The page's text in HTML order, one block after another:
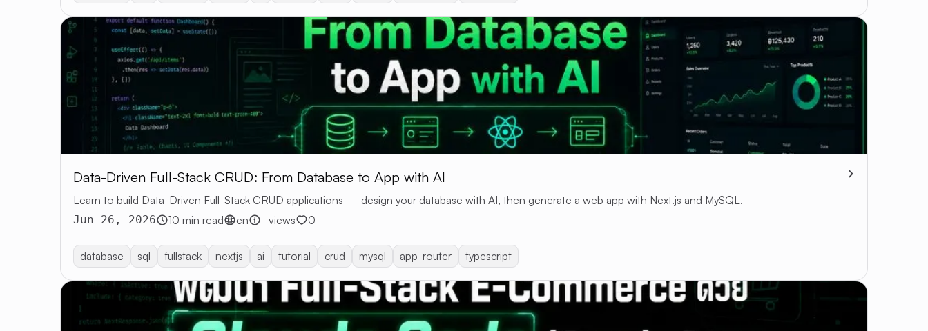
Data-Driven Full-Stack CRUD: From Database to App with AI
Learn to build Data-Driven Full-Stack CRUD applications — design your database with AI, then generate a web app with Next.js and MySQL.
Jun 26, 2026 10 min read en - views 0
database sql fullstack nextjs ai tutorial crud mysql app-router typescript